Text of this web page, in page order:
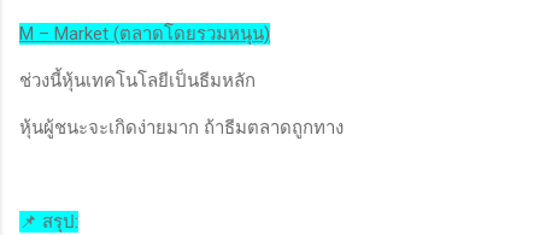
M – Market (ตลาดโดยรวมหนุน)
ช่วงนี้หุ้นเทคโนโลยีเป็นธีมหลัก
หุ้นผู้ชนะจะเกิดง่ายมาก ถ้าธีมตลาดถูกทาง
📌 สรุป: